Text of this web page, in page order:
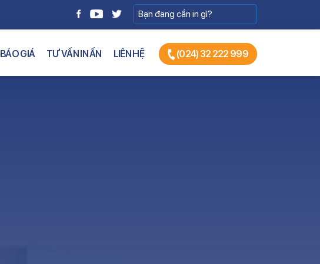
BÁO GIÁ TƯ VẤN IN ẤN LIÊN HỆ (024) 32 222 999